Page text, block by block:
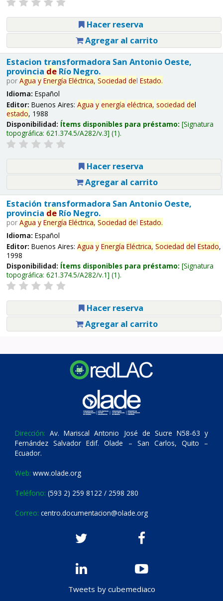
Hacer reserva
Agregar al carrito
Estacion transformadora San Antonio Oeste,
provincia deRío Negro.
por Agua y Energía Eléctrica, Sociedad del Estado.
Idioma: Español
Editor: Buenos Aires: Agua y energía eléctrica, sociedad del
estado, 1988
Disponibilidad: Ítems disponibles para préstamo: Signatura
topográfica: 621.374.5/A282/v.3 (1).
Hacer reserva
Agregar al carrito
Estación transformadora San Antonio Oeste,
provincia deRío Negro.
por Agua y Energía Eléctrica, Sociedad del Estado.
Idioma: Español
Editor: Buenos Aires: Agua y Energía Eléctrica, Sociedad del Estado,
1998
Disponibilidad: Ítems disponibles para préstamo: Signatura
topográfica: 621.374.5/A282/v.1 (1).
Hacer reserva
Agregar al carrito
Dirección: Av. Mariscal Antonio José de Sucre N58-63 y
Fernández Salvador Edif. Olade – San Carlos, Quito –
Ecuador.
Web: www.olade.org
Teléfono: (593 2) 259 8122 / 2598 280
Correo: centro.documentacion@olade.org
Tweets by cubemediaco